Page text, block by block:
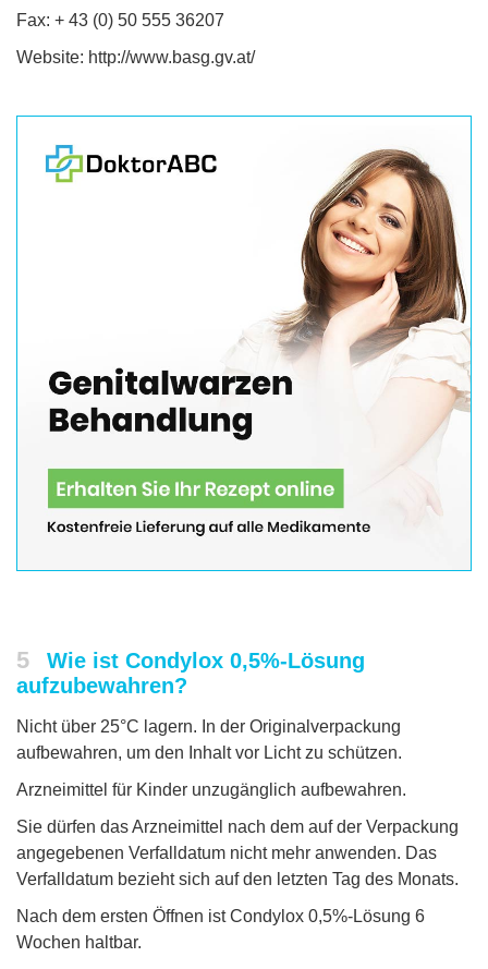
Fax: + 43 (0) 50 555 36207
Website: http://www.basg.gv.at/
5
Wie ist Condylox 0,5%-Lösung
aufzubewahren?
Nicht über 25°C lagern. In der Originalverpackung
aufbewahren, um den Inhalt vor Licht zu schützen.
Arzneimittel für Kinder unzugänglich aufbewahren.
Sie dürfen das Arzneimittel nach dem auf der Verpackung
angegebenen Verfalldatum nicht mehr anwenden. Das
Verfalldatum bezieht sich auf den letzten Tag des Monats.
Nach dem ersten Öffnen ist Condylox 0,5%-Lösung 6
Wochen haltbar.